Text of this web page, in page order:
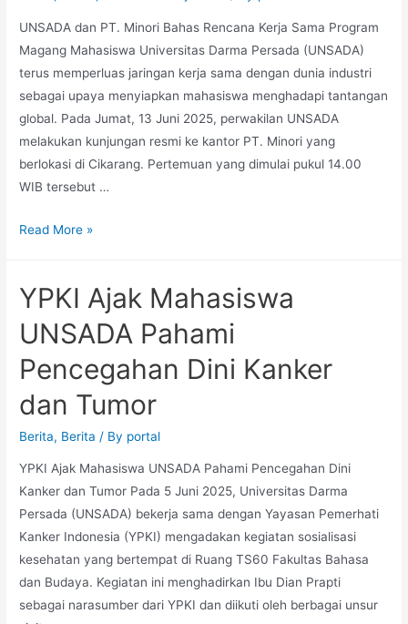
UNSADA dan PT. Minori Bahas Rencana Kerja Sama Program
Magang Mahasiswa Universitas Darma Persada (UNSADA)
terus memperluas jaringan kerja sama dengan dunia industri
sebagai upaya menyiapkan mahasiswa menghadapi tantangan
global. Pada Jumat, 13 Juni 2025, perwakilan UNSADA
melakukan kunjungan resmi ke kantor PT. Minori yang
berlokasi di Cikarang. Pertemuan yang dimulai pukul 14.00
WIB tersebut …
Read More »
YPKI Ajak Mahasiswa
UNSADA Pahami
Pencegahan Dini Kanker
dan Tumor
Berita, Berita / By portal
YPKI Ajak Mahasiswa UNSADA Pahami Pencegahan Dini
Kanker dan Tumor Pada 5 Juni 2025, Universitas Darma
Persada (UNSADA) bekerja sama dengan Yayasan Pemerhati
Kanker Indonesia (YPKI) mengadakan kegiatan sosialisasi
kesehatan yang bertempat di Ruang TS60 Fakultas Bahasa
dan Budaya. Kegiatan ini menghadirkan Ibu Dian Prapti
sebagai narasumber dari YPKI dan diikuti oleh berbagai unsur